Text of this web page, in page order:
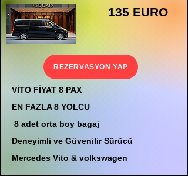
135 EURO
REZERVASYON YAP
VİTO FİYAT 8 PAX
EN FAZLA 8 YOLCU
8 adet orta boy bagaj
Deneyimli ve Güvenilir Sürücü
Mercedes Vito & volkswagen